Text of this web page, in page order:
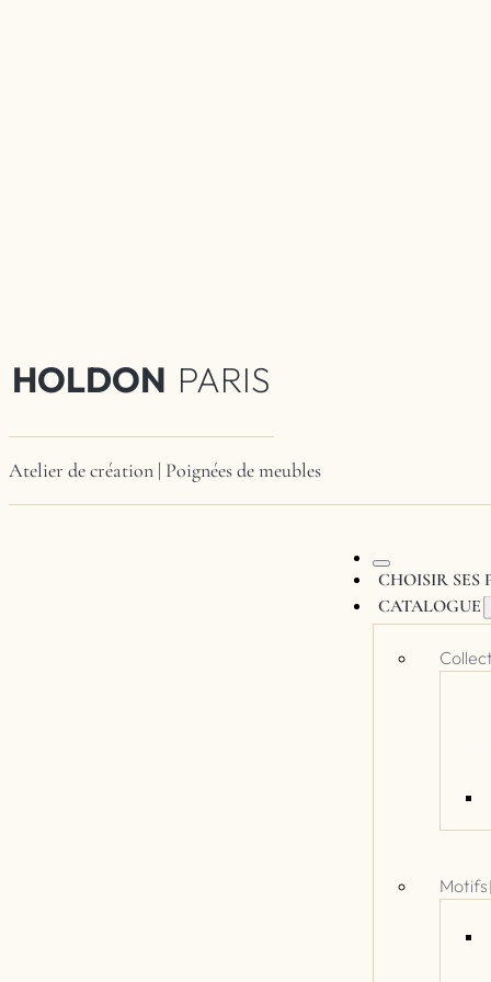
HOLDON PARIS
Atelier de création | Poignées de meubles
CHOISIR SES
CATALOGUE
Motifs